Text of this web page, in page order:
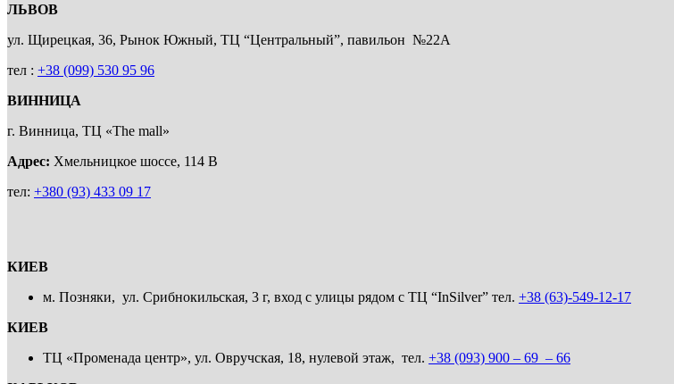
ЛЬВОВ
ул. Щирецкая, 36, Рынок Южный, ТЦ “Центральный”, павильон №22А
тел : +38 (099) 530 95 96
ВИННИЦА
г. Винница, ТЦ «The mall»
Адрес: Хмельницкое шоссе, 114 В
тел: +380 (93) 433 09 17
КИЕВ
м. Позняки, ул. Срибнокильская, 3 г, вход с улицы рядом с ТЦ “InSilver” тел. +38 (63)-549-12-17
КИЕВ
ТЦ «Променада центр», ул. Овручская, 18, нулевой этаж, тел. +38 (093) 900 – 69 – 66